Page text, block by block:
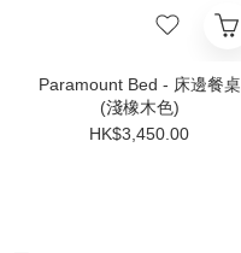
Paramount Bed - 床邊餐桌
(淺橡木色)
HK$3,450.00